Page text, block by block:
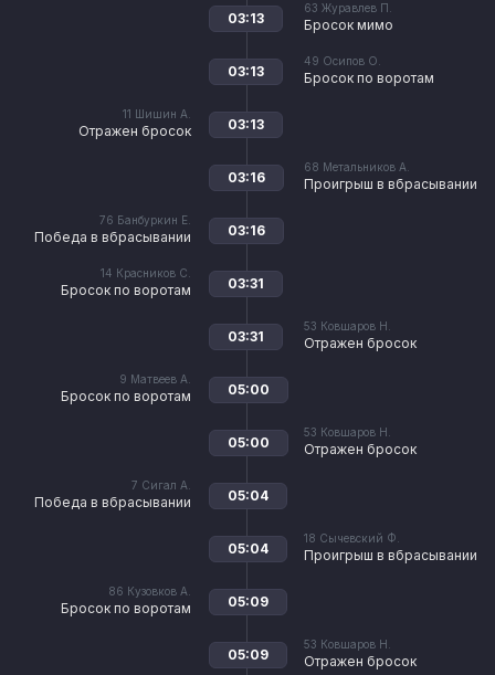
63 Журавлев П.
Бросок мимо
03:13
49 Осипов О.
Бросок по воротам
03:13
11 Шишин А.
Отражен бросок 03:13
68 Метальников А.
Проигрыш в вбрасывании
03:16
76 Банбуркин Е.
Победа в вбрасывании 03:16
14 Красников С.
Бросок по воротам 03:31
53 Ковшаров Н.
Отражен бросок
03:31
9 Матвеев А.
Бросок по воротам 05:00
53 Ковшаров Н.
Отражен бросок
05:00
7 Сигал А.
Победа в вбрасывании 05:04
18 Сычевский Ф.
Проигрыш в вбрасывании
05:04
86 Кузовков А.
Бросок по воротам 05:09
53 Ковшаров Н.
Отражен бросок
05:09